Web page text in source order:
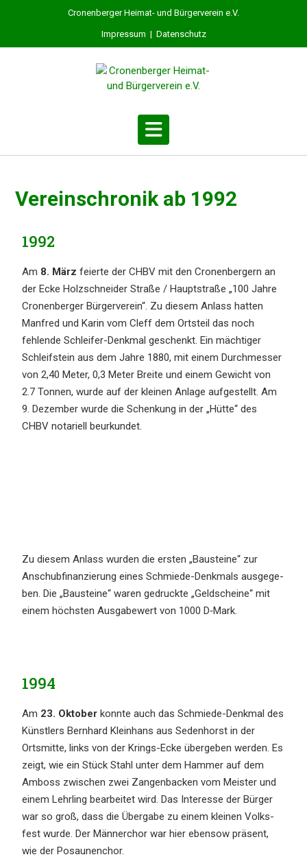
Cronenberger Heimat- und Bürgerverein e.V.
Impressum | Datenschutz
Vereins­chro­nik ab 1992
1992
Am 8. März feier­te der CHBV mit den Cronen­ber­gern an
der Ecke Holzschnei­der Straße / Haupt­stra­ße „100 Jahre
Cronen­ber­ger Bürger­ver­ein“. Zu diesem Anlass hatten
Manfred und Karin vom Cleff dem Ortsteil das noch
fehlen­de Schlei­fer-Denkmal geschenkt. Ein mächti­ger
Schleif­stein aus dem Jahre 1880, mit einem Durch­mes­ser
von 2,40 Meter, 0,3 Meter Breite und einem Gewicht von
2.7 Tonnen, wurde auf der kleinen Anlage aufge­stellt. Am
9. Dezem­ber wurde die Schen­kung in der „Hütte“ des
CHBV notari­ell beurkundet.
Zu diesem Anlass wurden die ersten „Baustei­ne“ zur
Anschub­fi­nan­zie­rung eines Schmie­de-Denkmals ausge­ge­
ben. Die „Baustei­ne“ waren gedruck­te „Geldschei­ne“ mit
einem höchs­ten Ausga­be­wert von 1000 D‑Mark.
1994
Am 23. Oktober konnte auch das Schmie­de-Denkmal des
Künst­lers Bernhard Klein­hans aus Seden­horst in der
Ortsmit­te, links von der Krings-Ecke überge­ben werden. Es
zeigt, wie ein Stück Stahl unter dem Hammer auf dem
Amboss zwischen zwei Zangen­ba­cken vom Meister und
einem Lehrling bearbei­tet wird. Das Inter­es­se der Bürger
war so groß, dass die Überga­be zu einem kleinen Volks­
fest wurde. Der Männer­chor war hier ebensow präsent,
wie der Posaunenchor.